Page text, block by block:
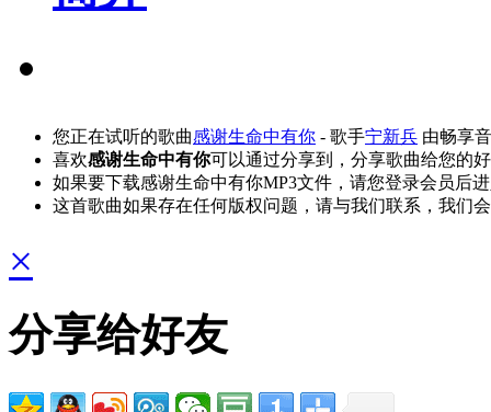
您正在试听的歌曲感谢生命中有你 - 歌手宁新兵 由畅享
喜欢感谢生命中有你可以通过分享到，分享歌曲给您的
如果要下载感谢生命中有你MP3文件，请您登录会员后
这首歌曲如果存在任何版权问题，请与我们联系，我们
×
分享给好友